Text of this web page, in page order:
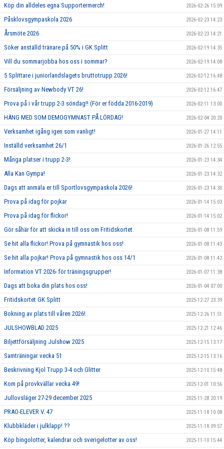
Köp din alldeles egna Supportermerch! 2026-02-26 15:09
Påsklovsgympaskola 2026 2026-02-23 14:23
Årsmöte 2026 2026-02-23 14:21
Söker anställd tränare på 50% i GK Splitt 2026-02-19 14:35
Vill du sommarjobba hos oss i sommar? 2026-02-19 14:08
5 Splittare i juniorlandslagets bruttotrupp 2026! 2026-02-12 16:48
Försäljning av Newbody VT 26! 2026-02-12 16:47
Prova på i vår trupp 2-3 söndag!! (För er födda 2016-2019) 2026-02-11 13:00
HÄNG MED SOM DEMOGYMNAST PÅ LÖRDAG! 2026-02-04 20:20
Verksamhet igång igen som vanligt! 2026-01-27 14:11
Inställd verksamhet 26/1 2026-01-26 12:55
Många platser i trupp 2-3! 2026-01-23 14:34
Alla Kan Gympa! 2026-01-23 14:32
Dags att anmäla er till Sportlovsgympaskola 2026! 2026-01-23 14:30
Prova på idag för pojkar 2026-01-14 15:03
Prova på idag för flickor! 2026-01-14 15:02
Gör såhär för att skicka in till oss om Fritidskortet. 2026-01-08 11:59
Se hit alla flickor! Prova på gymnastik hos oss! 2026-01-08 11:43
Se hit alla pojkar! Prova på gymnastik hos oss 14/1 2026-01-08 11:42
Information VT 2026- för träningsgrupper! 2026-01-07 11:38
Dags att boka din plats hos oss! 2026-01-04 07:00
Fritidskortet GK Splitt 2025-12-27 23:39
Bokning av plats till våren 2026! 2025-12-26 11:51
JULSHOWBLAD 2025 2025-12-21 12:46
Biljettförsäljning Julshow 2025 2025-12-15 13:17
Samträningar vecka 51 2025-12-15 13:16
Beskrivning Kjol Trupp 3-4 och Glitter 2025-12-10 15:48
Kom på provkvällar vecka 49! 2025-12-01 10:56
Jullovsläger 27-29 december 2025 2025-11-28 20:19
PRAO-ELEVER V. 47 2025-11-18 10:08
Klubbkläder i julklapp! ?? 2025-11-18 09:57
Köp bingolotter, kalendrar och sverigelotter av oss! 2025-11-10 15:44